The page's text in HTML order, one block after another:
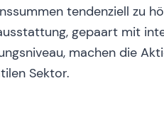
2023 — Ankündigung
RenRe schloss eine
AlphaCat und der
(ca. 2,735 Mrd. USD in bar
tendenziell zu
gepaart mit
machen die
Sektor.